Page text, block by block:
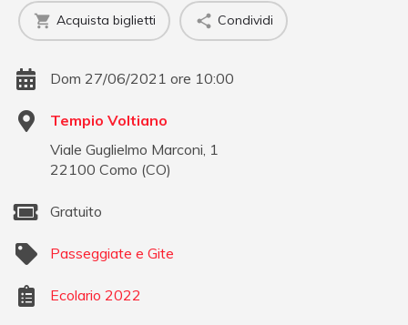
Acquista biglietti Condividi
Dom 27/06/2021 ore 10:00
Tempio Voltiano
Viale Guglielmo Marconi, 1
22100 Como (CO)
Gratuito
Passeggiate e Gite
Ecolario 2022